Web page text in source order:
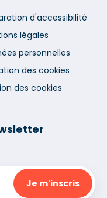
d'accessibilité
légales
personnelles
des cookies
des cookies